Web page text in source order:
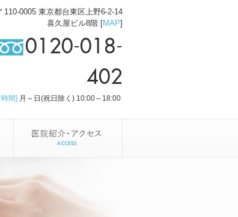
110-0005 東京都台東区上野6-2-14
喜久屋ビル8階 [MAP]
0120-018-
402
間] 月～日(祝日除く) 10:00～18:00